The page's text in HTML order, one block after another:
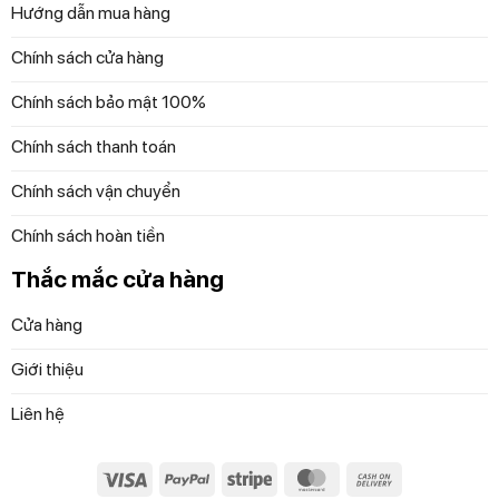
và mới nhất với những cam kết 100% chất lượng
Hướng dẫn mua hàng
Chính sách cửa hàng
Chính sách bảo mật 100%
Chính sách thanh toán
Chính sách vận chuyển
Chính sách hoàn tiền
Thắc mắc cửa hàng
Cửa hàng
Giới thiệu
Liên hệ
Visa PayPal Stripe MasterCard